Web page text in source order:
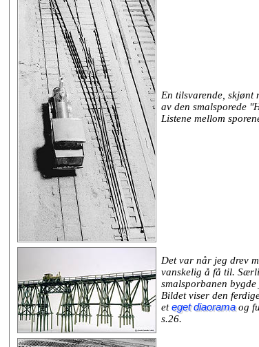
En tilsvarende, skjønt
av den smalsporede
Listene mellom
Det var når jeg drev
vanskelig å få til.
smalsporbanen
Bildet viser den
eteget diaoramaog
s.26.